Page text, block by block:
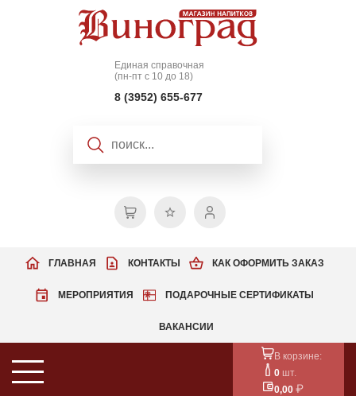
Единая справочная
(пн-пт с 10 до 18)
8 (3952) 655-677
КАК ОФОРМИТЬ ЗАКАЗ
МЕРОПРИЯТИЯ ПОДАРОЧНЫЕ СЕРТИФИКАТЫ
ВАКАНСИИ
ГЛАВНАЯ КОНТАКТЫ
В корзине:
0 шт.
0,00